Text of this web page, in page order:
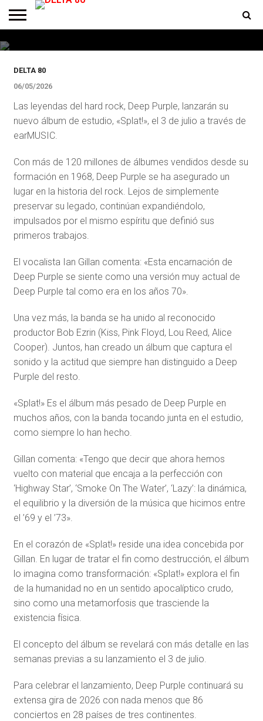
PREMIOS
PRODUCCIONES
PROGRAMACION
CONTACTO
HOMEPAGE
álbum de estudio más pesado en
muchos años
DELTA 80
06/05/2026
Las leyendas del hard rock, Deep Purple, lanzarán su
nuevo álbum de estudio, «Splat!», el 3 de julio a través de
earMUSIC.
Con más de 120 millones de álbumes vendidos desde su
formación en 1968, Deep Purple se ha asegurado un
lugar en la historia del rock. Lejos de simplemente
preservar su legado, continúan expandiéndolo,
impulsados ​​por el mismo espíritu que definió sus
primeros trabajos.
El vocalista Ian Gillan comenta: «Esta encarnación de
Deep Purple se siente como una versión muy actual de
Deep Purple tal como era en los años 70».
Una vez más, la banda se ha unido al reconocido
productor Bob Ezrin (Kiss, Pink Floyd, Lou Reed, Alice
Cooper). Juntos, han creado un álbum que captura el
sonido y la actitud que siempre han distinguido a Deep
Purple del resto.
«Splat!» Es el álbum más pesado de Deep Purple en
muchos años, con la banda tocando junta en el estudio,
como siempre lo han hecho.
Gillan comenta: «Tengo que decir que ahora hemos
vuelto con material que encaja a la perfección con
‘Highway Star’, ‘Smoke On The Water’, ‘Lazy’: la dinámica,
el equilibrio y la diversión de la música que hicimos entre
el ’69 y el ’73».
En el corazón de «Splat!» reside una idea concebida por
Gillan. En lugar de tratar el fin como destrucción, el álbum
lo imagina como transformación: «Splat!» explora el fin
de la humanidad no en un sentido apocalíptico crudo,
sino como una metamorfosis que trasciende la
existencia física.
El concepto del álbum se revelará con más detalle en las
semanas previas a su lanzamiento el 3 de julio.
Para celebrar el lanzamiento, Deep Purple continuará su
extensa gira de 2026 con nada menos que 86
conciertos en 28 países de tres continentes.